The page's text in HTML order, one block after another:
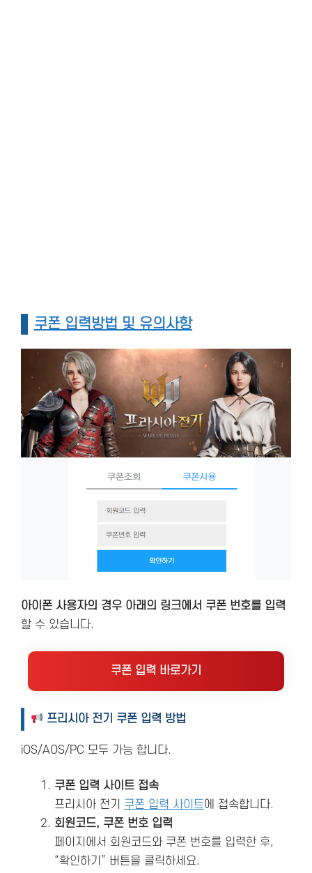
쿠폰 입력방법 및 유의사항
아이폰 사용자의 경우 아래의 링크에서 쿠폰 번호를 입력
할 수 있습니다.
쿠폰 입력 바로가기
프리시아 전기 쿠폰 입력 방법
iOS/AOS/PC 모두 가능 합니다.
쿠폰 입력 사이트 접속
프리시아 전기 쿠폰 입력 사이트에 접속합니다.
회원코드, 쿠폰 번호 입력
페이지에서 회원코드와 쿠폰 번호를 입력한 후,
“확인하기” 버튼을 클릭하세요.